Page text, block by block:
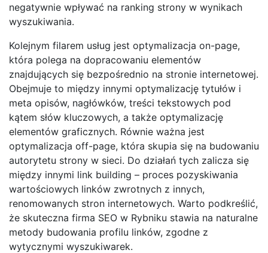
negatywnie wpływać na ranking strony w wynikach
wyszukiwania.
Kolejnym filarem usług jest optymalizacja on-page,
która polega na dopracowaniu elementów
znajdujących się bezpośrednio na stronie internetowej.
Obejmuje to między innymi optymalizację tytułów i
meta opisów, nagłówków, treści tekstowych pod
kątem słów kluczowych, a także optymalizację
elementów graficznych. Równie ważna jest
optymalizacja off-page, która skupia się na budowaniu
autorytetu strony w sieci. Do działań tych zalicza się
między innymi link building – proces pozyskiwania
wartościowych linków zwrotnych z innych,
renomowanych stron internetowych. Warto podkreślić,
że skuteczna firma SEO w Rybniku stawia na naturalne
metody budowania profilu linków, zgodne z
wytycznymi wyszukiwarek.